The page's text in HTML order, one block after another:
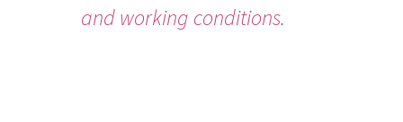
and working conditions.